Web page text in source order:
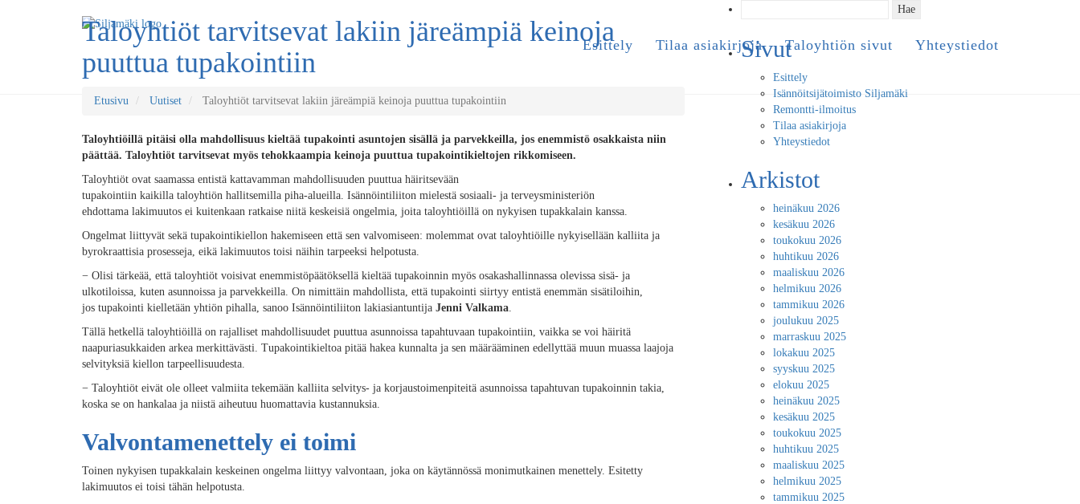
Esittely Tilaa asiakirjoja Taloyhtiön sivut Yhteystiedot
Taloyhtiöt tarvitsevat lakiin järeämpiä keinoja
puuttua tupakointiin
Etusivu Uutiset Taloyhtiöt tarvitsevat lakiin järeämpiä keinoja puuttua tupakointiin
Taloyhtiöillä pitäisi olla mahdollisuus kieltää tupakointi asuntojen sisällä ja parvekkeilla, jos enemmistö osakkaista niin
päättää. Taloyhtiöt tarvitsevat myös tehokkaampia keinoja puuttua tupakointikieltojen rikkomiseen.
Taloyhtiöt ovat saamassa entistä kattavamman mahdollisuuden puuttua häiritsevään
tupakointiin kaikilla taloyhtiön hallitsemilla piha-alueilla. Isännöintiliiton mielestä sosiaali- ja terveysministeriön
ehdottama lakimuutos ei kuitenkaan ratkaise niitä keskeisiä ongelmia, joita taloyhtiöillä on nykyisen tupakkalain kanssa.
Ongelmat liittyvät sekä tupakointikiellon hakemiseen että sen valvomiseen: molemmat ovat taloyhtiöille nykyisellään kalliita ja
byrokraattisia prosesseja, eikä lakimuutos toisi näihin tarpeeksi helpotusta.
− Olisi tärkeää, että taloyhtiöt voisivat enemmistöpäätöksellä kieltää tupakoinnin myös osakashallinnassa olevissa sisä- ja
ulkotiloissa, kuten asunnoissa ja parvekkeilla. On nimittäin mahdollista, että tupakointi siirtyy entistä enemmän sisätiloihin,
jos tupakointi kielletään yhtiön pihalla, sanoo Isännöintiliiton lakiasiantuntija Jenni Valkama.
Tällä hetkellä taloyhtiöillä on rajalliset mahdollisuudet puuttua asunnoissa tapahtuvaan tupakointiin, vaikka se voi häiritä
naapuriasukkaiden arkea merkittävästi. Tupakointikieltoa pitää hakea kunnalta ja sen määrääminen edellyttää muun muassa laajoja
selvityksiä kiellon tarpeellisuudesta.
− Taloyhtiöt eivät ole olleet valmiita tekemään kalliita selvitys- ja korjaustoimenpiteitä asunnoissa tapahtuvan tupakoinnin takia,
koska se on hankalaa ja niistä aiheutuu huomattavia kustannuksia.
Valvontamenettely ei toimi
Toinen nykyisen tupakkalain keskeinen ongelma liittyy valvontaan, joka on käytännössä monimutkainen menettely. Esitetty
lakimuutos ei toisi tähän helpotusta.
Sivut
Esittely
Isännöitsijätoimisto Siljamäki
Remontti-ilmoitus
Tilaa asiakirjoja
Yhteystiedot
Arkistot
heinäkuu 2026
kesäkuu 2026
toukokuu 2026
huhtikuu 2026
maaliskuu 2026
helmikuu 2026
tammikuu 2026
joulukuu 2025
marraskuu 2025
lokakuu 2025
syyskuu 2025
elokuu 2025
heinäkuu 2025
kesäkuu 2025
toukokuu 2025
huhtikuu 2025
maaliskuu 2025
helmikuu 2025
tammikuu 2025